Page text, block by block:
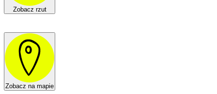
Zobacz rzut
Zobacz na mapie